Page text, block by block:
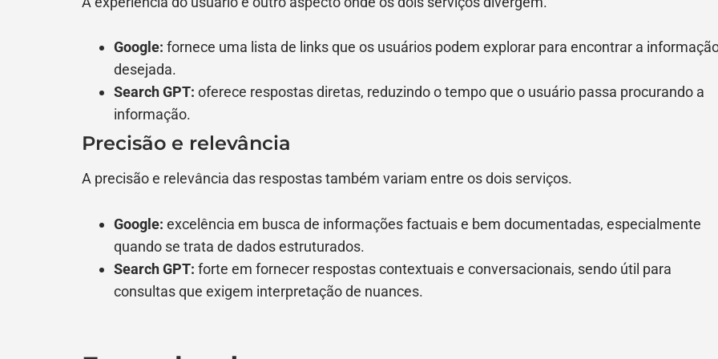
Google: fornece uma lista de links que os usuários podem explorar para encontrar a
desejada.
Search GPT: oferece respostas diretas, reduzindo o tempo que o usuário passa procurando a
informação.
Precisão e relevância
A precisão e relevância das respostas também variam entre os dois serviços.
Google: excelência em busca de informações factuais e bem documentadas, especialmente
quando se trata de dados estruturados.
Search GPT: forte em fornecer respostas contextuais e conversacionais, sendo útil para
consultas que exigem interpretação de nuances.